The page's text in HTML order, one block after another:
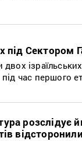
під Сектором
під час першого
розслідує